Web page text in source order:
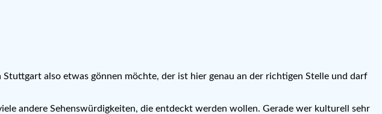
also etwas gönnen möchte, der ist hier genau an der richtigen Stelle und darf
andere Sehenswürdigkeiten, die entdeckt werden wollen. Gerade wer kulturell sehr